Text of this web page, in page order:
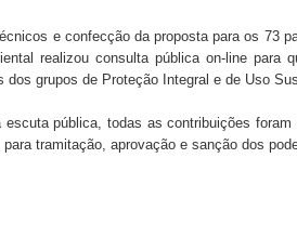
e confecção da proposta para os 73
realizou consulta pública on-line para
dos grupos de Proteção Integral e de Uso
pública, todas as contribuições
tramitação, aprovação e sanção dos